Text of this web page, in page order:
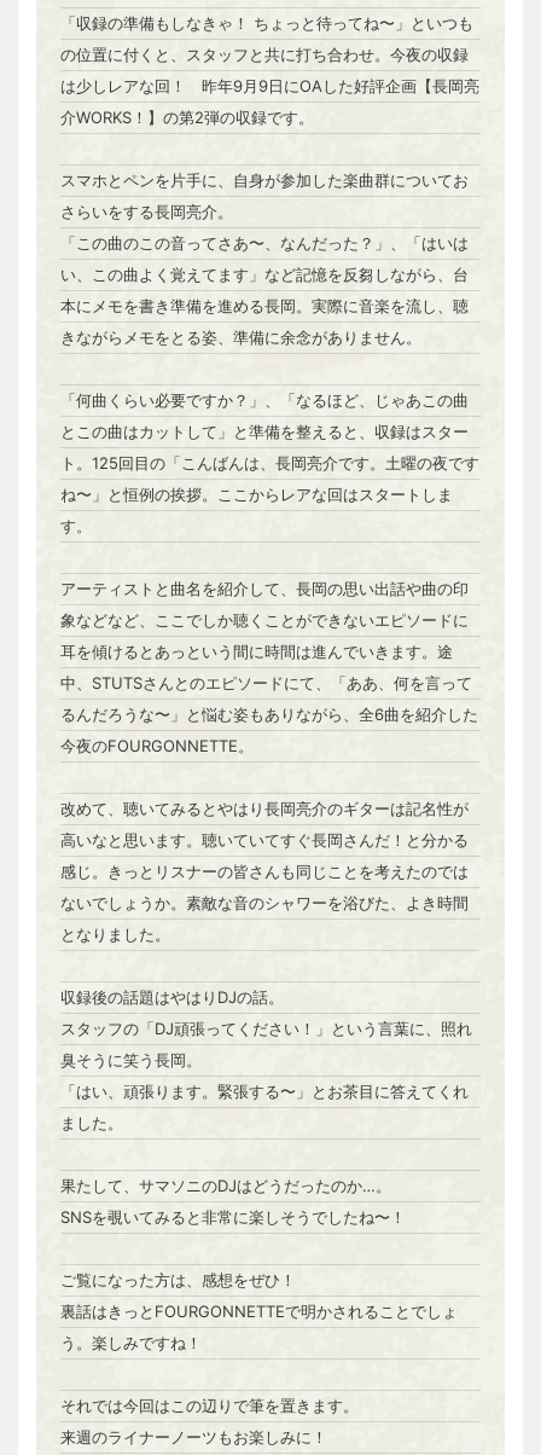
「収録の準備もしなきゃ！ ちょっと待ってね〜」といつも
の位置に付くと、スタッフと共に打ち合わせ。今夜の収録
は少しレアな回！ 昨年9月9日にOAした好評企画【長岡亮
介WORKS！】の第2弾の収録です。
スマホとペンを片手に、自身が参加した楽曲群についてお
さらいをする長岡亮介。
「この曲のこの音ってさあ〜、なんだった？」、「はいは
い、この曲よく覚えてます」など記憶を反芻しながら、台
本にメモを書き準備を進める長岡。実際に音楽を流し、聴
きながらメモをとる姿、準備に余念がありません。
「何曲くらい必要ですか？」、「なるほど、じゃあこの曲
とこの曲はカットして」と準備を整えると、収録はスター
ト。125回目の「こんばんは、長岡亮介です。土曜の夜です
ね〜」と恒例の挨拶。ここからレアな回はスタートしま
す。
アーティストと曲名を紹介して、長岡の思い出話や曲の印
象などなど、ここでしか聴くことができないエピソードに
耳を傾けるとあっという間に時間は進んでいきます。途
中、STUTSさんとのエピソードにて、「ああ、何を言って
るんだろうな〜」と悩む姿もありながら、全6曲を紹介した
今夜のFOURGONNETTE。
改めて、聴いてみるとやはり長岡亮介のギターは記名性が
高いなと思います。聴いていてすぐ長岡さんだ！と分かる
感じ。きっとリスナーの皆さんも同じことを考えたのでは
ないでしょうか。素敵な音のシャワーを浴びた、よき時間
となりました。
収録後の話題はやはりDJの話。
スタッフの「DJ頑張ってください！」という言葉に、照れ
臭そうに笑う長岡。
「はい、頑張ります。緊張する〜」とお茶目に答えてくれ
ました。
果たして、サマソニのDJはどうだったのか…。
SNSを覗いてみると非常に楽しそうでしたね〜！
ご覧になった方は、感想をぜひ！
裏話はきっとFOURGONNETTEで明かされることでしょ
う。楽しみですね！
それでは今回はこの辺りで筆を置きます。
来週のライナーノーツもお楽しみに！